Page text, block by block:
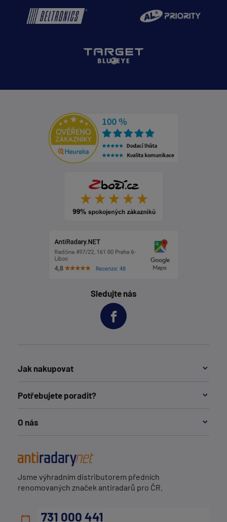
Sledujte nás
Jak nakupovat
Potřebujete poradit?
O nás
Jsme výhradním distributorem předních
renomovaných značek antiradarů pro ČR.
731 000 441